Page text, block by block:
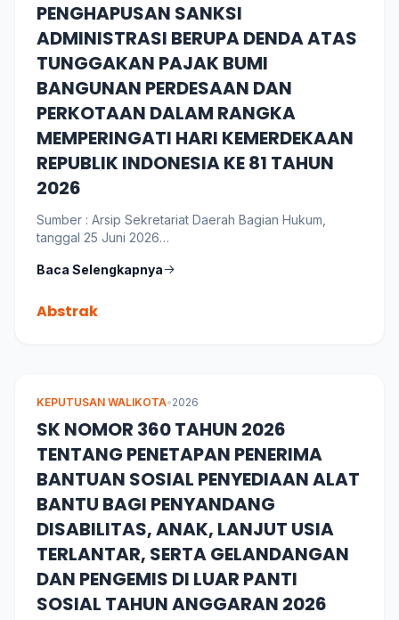
PENGHAPUSAN SANKSI
ADMINISTRASI BERUPA DENDA ATAS
TUNGGAKAN PAJAK BUMI
BANGUNAN PERDESAAN DAN
PERKOTAAN DALAM RANGKA
MEMPERINGATI HARI KEMERDEKAAN
REPUBLIK INDONESIA KE 81 TAHUN
2026
Sumber : Arsip Sekretariat Daerah Bagian Hukum,
tanggal 25 Juni 2026
Baca Selengkapnya
Abstrak
KEPUTUSAN WALIKOTA•2026
SK NOMOR 360 TAHUN 2026
TENTANG PENETAPAN PENERIMA
BANTUAN SOSIAL PENYEDIAAN ALAT
BANTU BAGI PENYANDANG
DISABILITAS, ANAK, LANJUT USIA
TERLANTAR, SERTA GELANDANGAN
DAN PENGEMIS DI LUAR PANTI
SOSIAL TAHUN ANGGARAN 2026